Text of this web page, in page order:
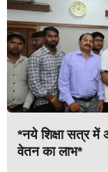
*नये शिक्षा सत्र में
वेतन का लाभ*